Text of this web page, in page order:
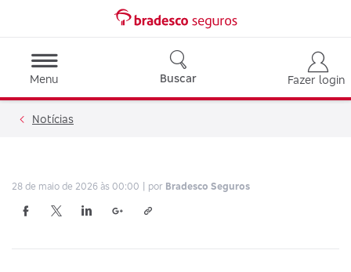
Menu Buscar Fazer login
Notícias
28 de maio de 2026 às 00:00 por Bradesco Seguros